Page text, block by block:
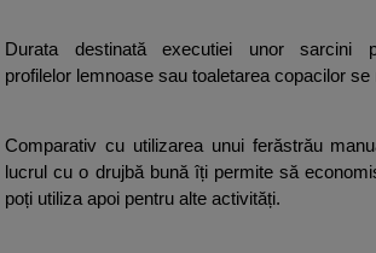
Durata destinată executiei unor sarcini
profilelor lemnoase sau toaletarea copacilor
Comparativ cu utilizarea unui ferăstrău
lucrul cu o drujbă bună îți permite să
poți utiliza apoi pentru alte activități.